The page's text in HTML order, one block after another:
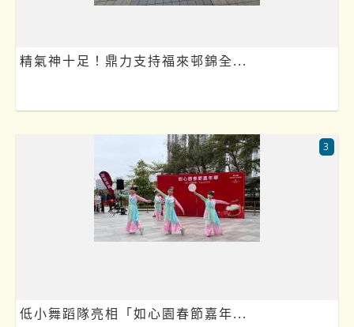
精氣神十足！鼎力支持福來邨錦全...
低小舞蹈隊亮相「如心園春節嘉年...
3